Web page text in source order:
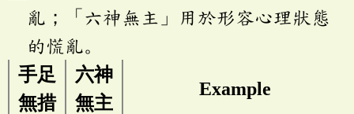
亂；「六神無主」用於形容心理狀態
的慌亂。
手足
無措
六神
無主
Example